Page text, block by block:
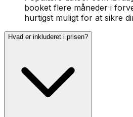
booket flere måneder i
hurtigst muligt for at sikre
Hvad er inkluderet i prisen?